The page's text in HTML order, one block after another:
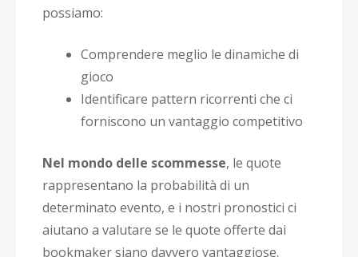
possiamo:
Comprendere meglio le dinamiche di
gioco
Identificare pattern ricorrenti che ci
forniscono un vantaggio competitivo
Nel mondo delle scommesse, le quote
rappresentano la probabilità di un
determinato evento, e i nostri pronostici ci
aiutano a valutare se le quote offerte dai
bookmaker siano davvero vantaggiose.